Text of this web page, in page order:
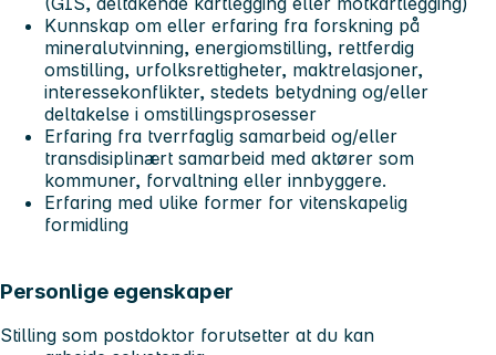
Kunnskap om eller erfaring fra forskning på
mineralutvinning, energiomstilling, rettferdig
omstilling, urfolksrettigheter, maktrelasjoner,
interessekonflikter, stedets betydning og/eller
deltakelse i omstillingsprosesser
Erfaring fra tverrfaglig samarbeid og/eller
transdisiplinært samarbeid med aktører som
kommuner, forvaltning eller innbyggere.
Erfaring med ulike former for vitenskapelig
formidling
Personlige egenskaper
Stilling som postdoktor forutsetter at du kan